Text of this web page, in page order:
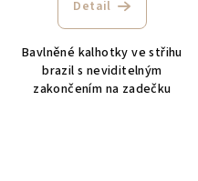
Detail
Bavlněné kalhotky ve střihu
brazil s neviditelným
zakončením na zadečku